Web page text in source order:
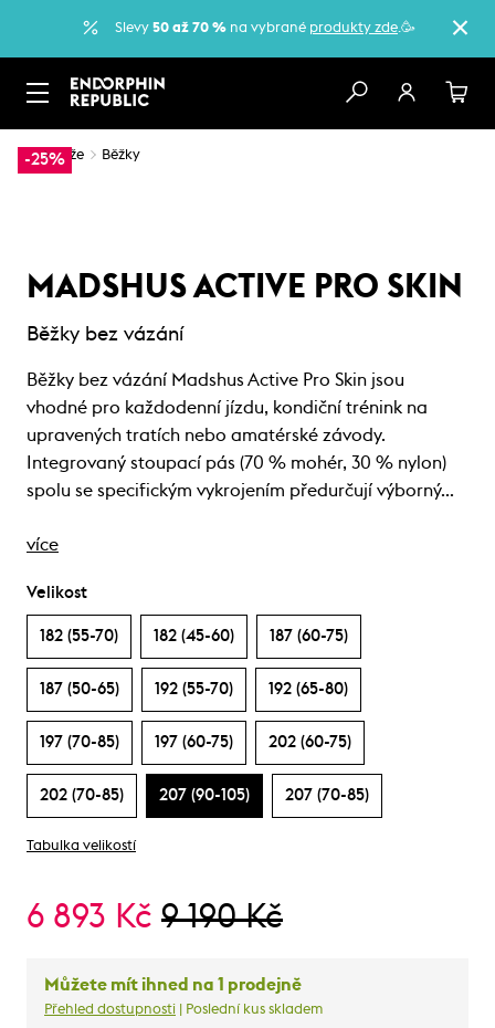
Slevy 50 až 70 % na vybrané produkty zde.🥳
-25%
… Lyže Běžky
MADSHUS ACTIVE PRO SKIN
Běžky bez vázání
Běžky bez vázání Madshus Active Pro Skin jsou
vhodné pro každodenní jízdu, kondiční trénink na
upravených tratích nebo amatérské závody.
Integrovaný stoupací pás (70 % mohér, 30 % nylon)
spolu se specifickým vykrojením předurčují výborný…
více
Velikost
182 (55-70) 182 (45-60) 187 (60-75)
187 (50-65) 192 (55-70) 192 (65-80)
197 (70-85) 197 (60-75) 202 (60-75)
202 (70-85) 207 (90-105) 207 (70-85)
Tabulka velikostí
6 893 Kč 9 190 Kč
Můžete mít ihned na 1 prodejně
Přehled dostupnosti | Poslední kus skladem